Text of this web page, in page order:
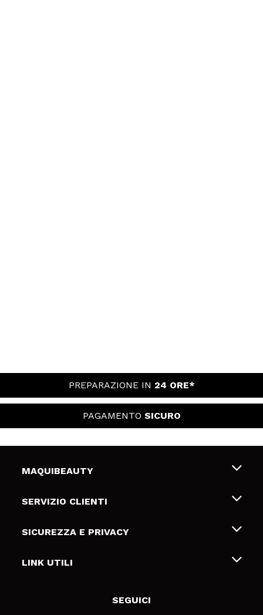
PREPARAZIONE IN 24 ORE*
PAGAMENTO SICURO
MAQUIBEAUTY
Chi siamo
Gift Cards
SERVIZIO CLIENTI
Spedizioni & Resi
Metodi di pagamamento
SICUREZZA E PRIVACY
Termini e condizioni
LINK UTILI
SEGUICI